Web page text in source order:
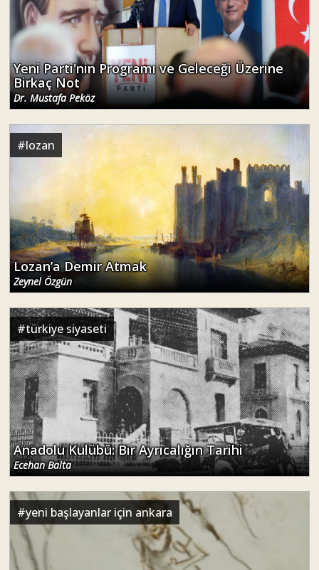
Yeni Parti'nin Programı ve Geleceği Üzerine
Birkaç Not
Dr. Mustafa Peköz
#lozan
Lozan’a Demir Atmak
Zeynel Özgün
#türkiye siyaseti
Anadolu Kulübü: Bir Ayrıcalığın Tarihi
Ecehan Balta
#yeni başlayanlar için ankara